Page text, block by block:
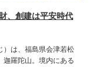
、創建は平安時代
）は、福島県会津若松
迦羅陀山。境内にある